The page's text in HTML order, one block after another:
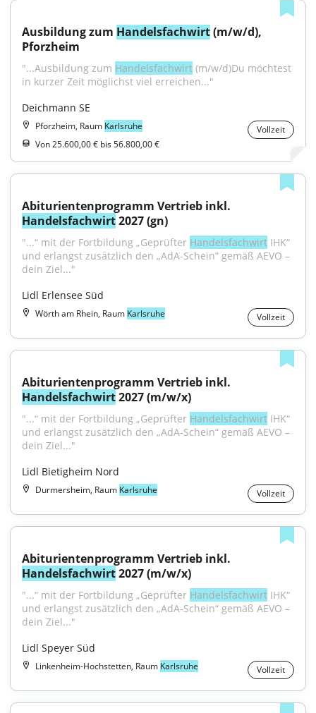
Ausbildung zum Handelsfachwirt (m/w/d),
Pforzheim
"...Ausbildung zum Handelsfachwirt (m/w/d)Du möchtest
in kurzer Zeit möglichst viel erreichen..."
Deichmann SE
Pforzheim, Raum Karlsruhe
Vollzeit
Von 25.600,00 € bis 56.800,00 €
Handelsfachwirt 2027 (gn)
"...“ mit der Fortbildung „Geprüfter Handelsfachwirt IHK“
und erlangst zusätzlich den „AdA-Schein“ gemäß AEVO –
dein Ziel..."
Lidl Erlensee Süd
Wörth am Rhein, Raum Karlsruhe Vollzeit
Handelsfachwirt 2027 (m/w/x)
"...“ mit der Fortbildung „Geprüfter Handelsfachwirt IHK“
und erlangst zusätzlich den „AdA-Schein“ gemäß AEVO –
dein Ziel..."
Lidl Bietigheim Nord
Durmersheim, Raum Karlsruhe Vollzeit
Handelsfachwirt 2027 (m/w/x)
"...“ mit der Fortbildung „Geprüfter Handelsfachwirt IHK“
und erlangst zusätzlich den „AdA-Schein“ gemäß AEVO –
dein Ziel..."
Lidl Speyer Süd
Linkenheim-Hochstetten, Raum Karlsruhe Vollzeit